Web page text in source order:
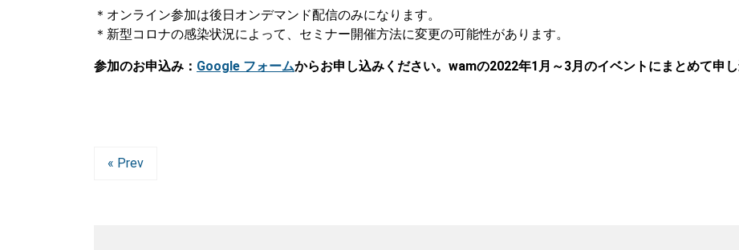
＊オンライン参加は後日オンデマンド配信のみになります。
＊新型コロナの感染状況によって、セミナー開催方法に変更の可能性があります。
参加のお申込み： Google フォームからお申し込みください。 wamの2022年1月～3月のイベントにまとめて申し
« Prev